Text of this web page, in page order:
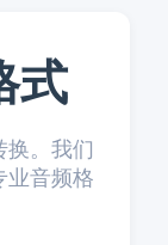
式
换。我们
业音频格